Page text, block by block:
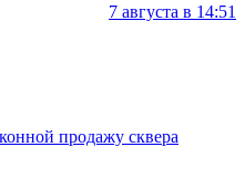
7 августа в 14:51
продажу сквера